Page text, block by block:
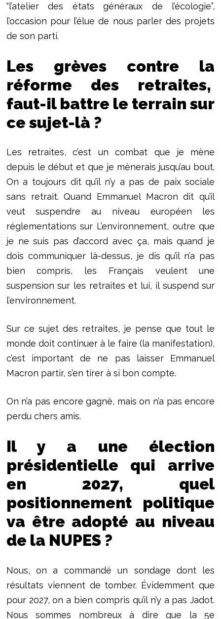
“l’atelier des états généraux de l’écologie”,
l’occasion pour l’élue de nous parler des projets
de son parti.
Les grèves contre la
réforme des retraites,
faut-il battre le terrain sur
ce sujet-là ?
Les retraites, c’est un combat que je mène
depuis le début et que je mènerais jusqu’au bout.
On a toujours dit qu’il n’y a pas de paix sociale
sans retrait. Quand Emmanuel Macron dit qu’il
veut suspendre au niveau européen les
réglementations sur L’environnement, outre que
je ne suis pas d’accord avec ça, mais quand je
dois communiquer là-dessus, je dis qu’il n’a pas
bien compris, les Français veulent une
suspension sur les retraites et lui, il suspend sur
l’environnement.
Sur ce sujet des retraites, je pense que tout le
monde doit continuer à le faire (la manifestation),
c’est important de ne pas laisser Emmanuel
Macron partir, s’en tirer à si bon compte.
On n’a pas encore gagné, mais on n’a pas encore
perdu chers amis.
Il y a une élection
présidentielle qui arrive
en 2027, quel
positionnement politique
va être adopté au niveau
de la NUPES ?
Nous, on a commandé un sondage dont les
résultats viennent de tomber. Évidemment que
pour 2027, on a bien compris qu’il n’y a pas Jadot.
Nous sommes nombreux à dire que la 5e